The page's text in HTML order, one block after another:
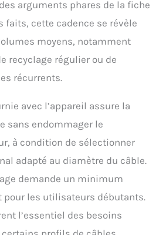
de CREWORKS s'ancre
pour une utilisation
facile, mais il est petit et
facile à transporter de la
maison à la remise, de
l'atelier au chantier pour
fois que cela est
nécessaire.
arguments phares de la fiche
faits, cette cadence se révèle
moyens, notamment
recyclage régulier ou de
récurrents.
avec l’appareil assure la
sans endommager le
à condition de sélectionner
adapté au diamètre du câble.
demande un minimum
pour les utilisateurs débutants.
l’essentiel des besoins